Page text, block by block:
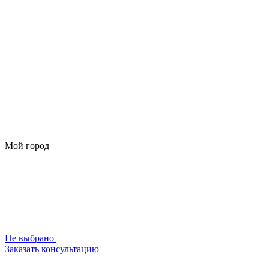
Мой город
Не выбрано
Заказать консультацию